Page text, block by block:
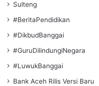
Sulteng
#BeritaPendidikan
#DikbudBanggai
#GuruDilindungiNegara
#LuwukBanggai
Bank Aceh Rilis Versi Baru